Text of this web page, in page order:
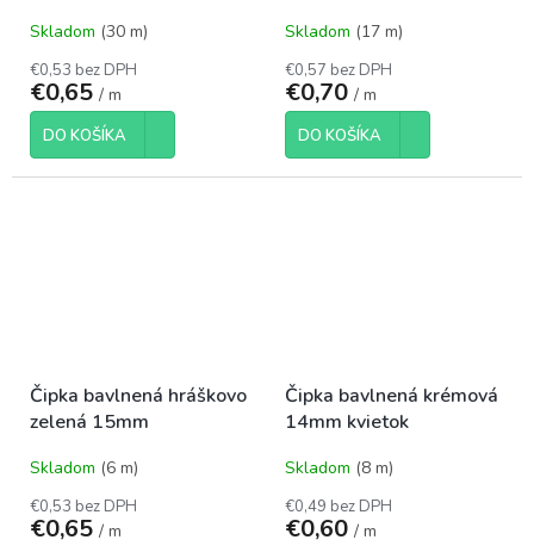
Skladom (30 m)
€0,53 bez DPH
€0,65 / m
DO KOŠÍKA
Skladom (17 m)
€0,57 bez DPH
€0,70 / m
DO KOŠÍKA
Čipka bavlnená hráškovo
zelená 15mm
Skladom (6 m)
€0,53 bez DPH
€0,65 / m
Čipka bavlnená krémová
14mm kvietok
Skladom (8 m)
€0,49 bez DPH
€0,60 / m